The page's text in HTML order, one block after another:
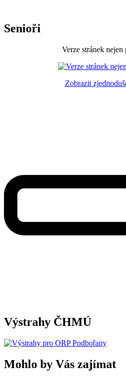
Senioři
Verze stránek nejen
Zobrazit
Výstrahy ČHMÚ
Mohlo by Vás zajímat